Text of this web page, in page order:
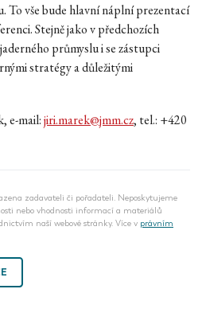
To vše bude hlavní náplní prezentací
Stejně jako v předchozích
průmyslu i se zástupci
stratégy a důležitými
e-mail:jiri.marek@jmm.cz, tel.: +420
zadavateli či pořadateli. Neposkytujeme
nebo vhodnosti informací a materiálů
naší webové stránky. Více v právním